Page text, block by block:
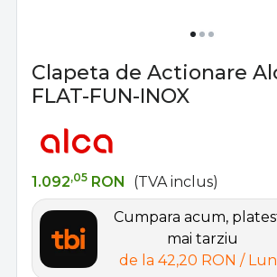
Clapeta de Actionare
FLAT-FUN-INOX
1.092,05 RON (TVA inclus)
Cumpara acum,
mai tarziu
de la 42,20 RON /